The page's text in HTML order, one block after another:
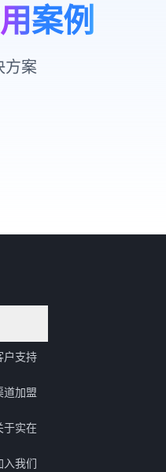
案例
方案
户支持
道加盟
于实在
入我们
领取行业